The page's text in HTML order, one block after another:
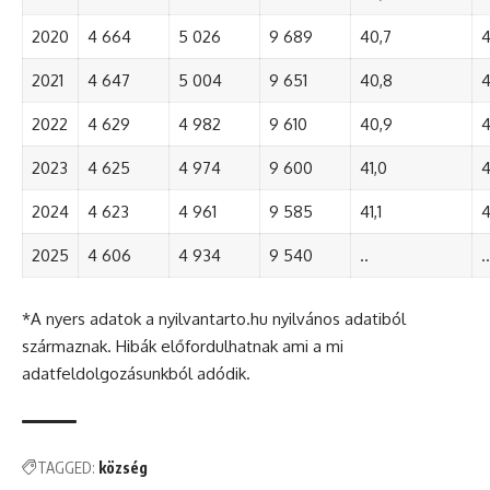
2020 4 664 5 026 9 689 40,7
2021 4 647 5 004 9 651 40,8
2022 4 629 4 982 9 610 40,9
2023 4 625 4 974 9 600 41,0
2024 4 623 4 961 9 585 41,1
2025 4 606 4 934 9 540 .. ..
*A nyers adatok a nyilvantarto.hu nyilvános adatiból
származnak. Hibák előfordulhatnak ami a mi
adatfeldolgozásunkból adódik.
TAGGED: község